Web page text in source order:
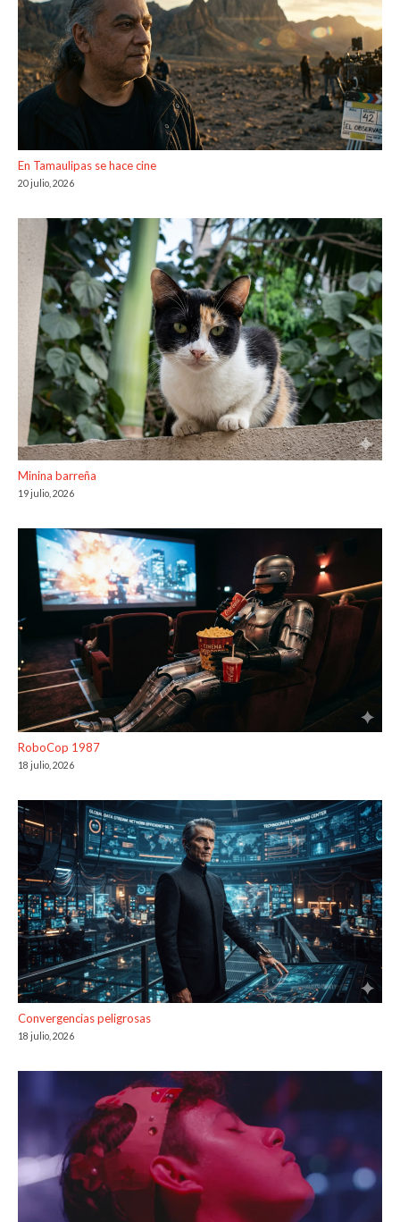
En Tamaulipas se hace cine
20 julio, 2026
Minina barreña
19 julio, 2026
RoboCop 1987
18 julio, 2026
Convergencias peligrosas
18 julio, 2026